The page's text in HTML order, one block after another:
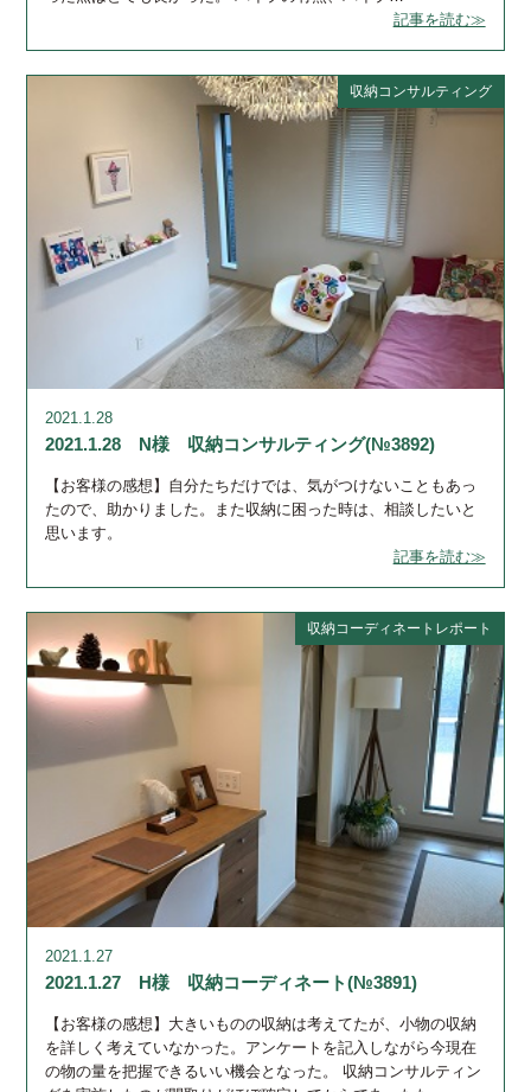
記事を読む≫
収納コンサルティング
2021.1.28
2021.1.28 N様 収納コンサルティング(№3892)
【お客様の感想】自分たちだけでは、気がつけないこともあっ
たので、助かりました。また収納に困った時は、相談したいと
思います。
記事を読む≫
収納コーディネートレポート
2021.1.27
2021.1.27 H様 収納コーディネート(№3891)
【お客様の感想】大きいものの収納は考えてたが、小物の収納
を詳しく考えていなかった。アンケートを記入しながら今現在
の物の量を把握できるいい機会となった。 収納コンサルティン